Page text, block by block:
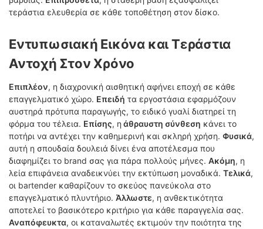
τεράστια ελευθερία σε κάθε τοποθέτηση στον δίσκο.
Εντυπωσιακή Εικόνα και Τεράστια
Αντοχή Στον Χρόνο
Επιπλέον, η διαχρονική αισθητική αφήνει εποχή σε κάθε
επαγγελματικό χώρο. Επειδή τα εργοστάσια εφαρμόζουν
αυστηρά πρότυπα παραγωγής, το ειδικό γυαλί διατηρεί τη
φόρμα του τέλεια. Επίσης, η άθραυστη σύνθεση κάνει το
ποτήρι να αντέχει την καθημερινή και σκληρή χρήση. Φυσικά,
αυτή η σπουδαία δουλειά δίνει ένα αποτέλεσμα που
διαφημίζει το brand σας για πάρα πολλούς μήνες. Ακόμη, η
λεία επιφάνεια αναδεικνύει την εκτύπωση μοναδικά. Τελικά,
οι bartender καθαρίζουν το σκεύος πανεύκολα στο
επαγγελματικό πλυντήριο. Άλλωστε, η ανθεκτικότητα
αποτελεί το βασικότερο κριτήριο για κάθε παραγγελία σας.
Αναπόφευκτα, οι καταναλωτές εκτιμούν την ποιότητα της